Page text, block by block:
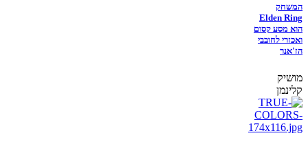
המשחק
Elden Ring
הוא מסע קסום
ואכזרי לחובבי
הז'אנר
מושיק
קלינמן